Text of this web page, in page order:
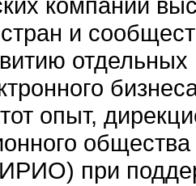
стран и
опыт,
при